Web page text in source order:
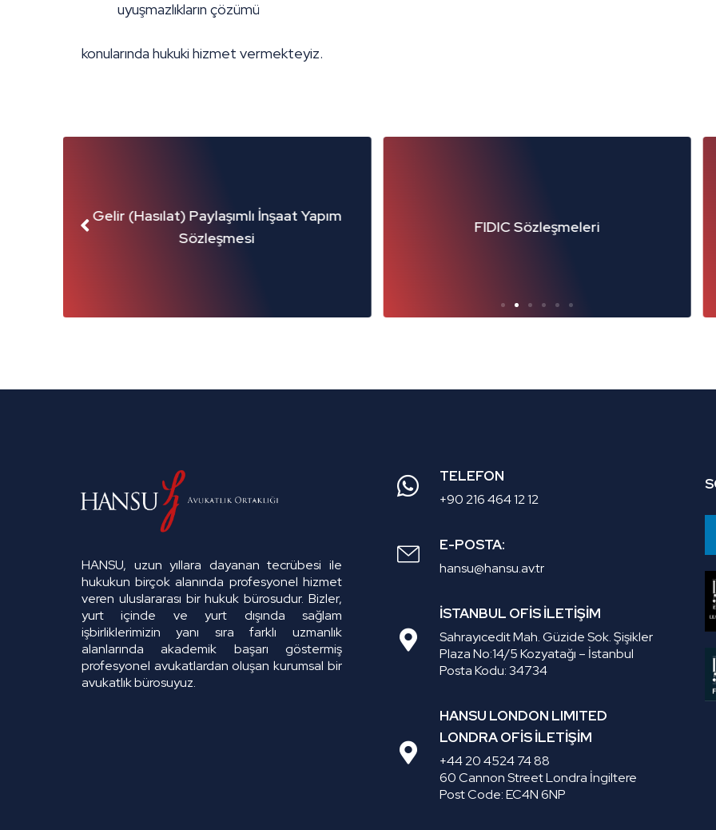
uyuşmazlıkların çözümü
konularında hukuki hizmet vermekteyiz.
Paylaşımlı İnşaat Yapım
Sözleşmesi
FIDIC Sözleşmeleri Yüklenici/Alt
HANSU, uzun yıllara dayanan tecrübesi ile
hukukun birçok alanında profesyonel hizmet
veren uluslararası bir hukuk bürosudur. Bizler,
yurt içinde ve yurt dışında sağlam
işbirliklerimizin yanı sıra farklı uzmanlık
alanlarında akademik başarı göstermiş
profesyonel avukatlardan oluşan kurumsal bir
avukatlık bürosuyuz.
TELEFON
+90 216 464 12 12
E-POSTA:
hansu@hansu.av.tr
İSTANBUL OFİS İLETİŞİM
Sahrayıcedit Mah. Güzide Sok. Şişikler
Plaza No:14/5 Kozyatağı – İstanbul
Posta Kodu: 34734
HANSU LONDON LIMITED
LONDRA OFİS İLETİŞİM
+44 20 4524 74 88
60 Cannon Street Londra İngiltere
Post Code: EC4N 6NP